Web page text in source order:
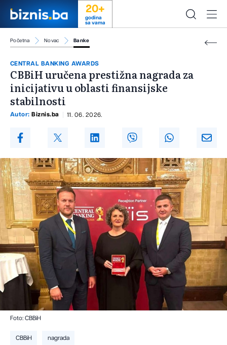
20+
godina
sa vama
Početna Novac Banke
CENTRAL BANKING AWARDS
CBBiH uručena prestižna nagrada za
inicijativu u oblasti finansijske
stabilnosti
Autor: Biznis.ba 11. 06. 2026.
Foto: CBBiH
CBBiH nagrada